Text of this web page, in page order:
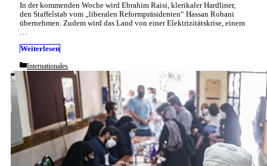
In der kommenden Woche wird Ebrahim Raisi, klerikaler Hardliner,
den Staffelstab vom „liberalen Reformpräsidenten“ Hassan Rohani
übernehmen. Zudem wird das Land von einer Elektrizitätskrise, einem
…
Weiterlesen
Categories
Internationales